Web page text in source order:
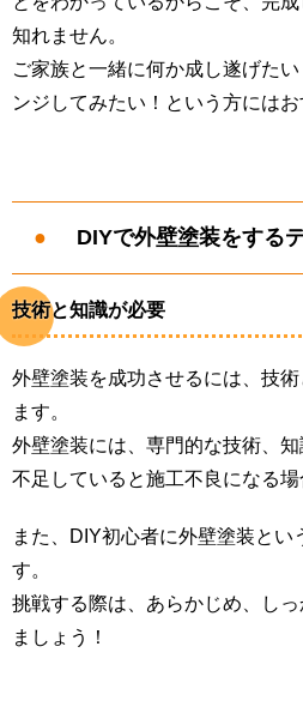
知れません。
ご家族と一緒に何か成し遂げた
ンジしてみたい！という方にはお
DIYで外壁塗装をする
技術と知識が必要
外壁塗装を成功させるには、技
ます。
外壁塗装には、専門的な技術、
不足していると施工不良になる
また、DIY初心者に外壁塗装とい
す。
挑戦する際は、あらかじめ、し
ましょう！